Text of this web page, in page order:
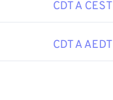
CDT A CEST
CDT A AEDT